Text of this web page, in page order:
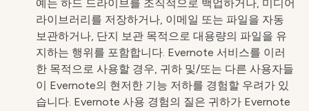
예는 하드 드라이브를 조직적으로 백업하거나, 미디어
라이브러리를 저장하거나, 이메일 또는 파일을 자동
보관하거나, 단지 보관 목적으로 대용량의 파일을 유
지하는 행위를 포함합니다. Evernote 서비스를 이러
한 목적으로 사용할 경우, 귀하 및/또는 다른 사용자들
이 Evernote의 현저한 기능 저하를 경험할 우려가 있
습니다. Evernote 사용 경험의 질은 귀하가 Evernote